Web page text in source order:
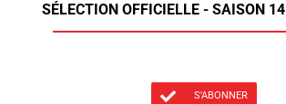
SÉLECTION OFFICIELLE - SAISON 14
S'ABONNER